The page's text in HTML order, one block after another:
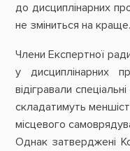
до дисциплінарних
не зміниться на краще.
Члени Експертної
у дисциплінарних
відігравали спеціальні
складатимуть
місцевого
Однак затверджені